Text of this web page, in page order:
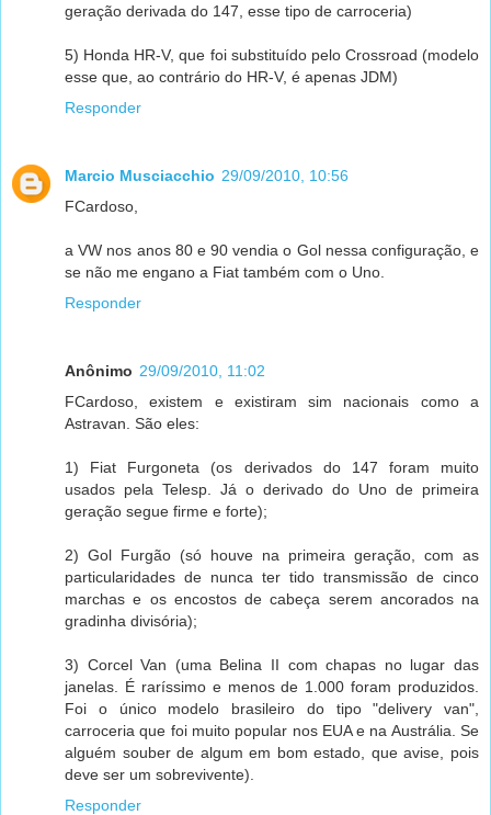
geração derivada do 147, esse tipo de carroceria)
5) Honda HR-V, que foi substituído pelo Crossroad (modelo
esse que, ao contrário do HR-V, é apenas JDM)
Responder
Marcio Musciacchio 29/09/2010, 10:56
FCardoso,
a VW nos anos 80 e 90 vendia o Gol nessa configuração, e
se não me engano a Fiat também com o Uno.
Responder
Anônimo 29/09/2010, 11:02
FCardoso, existem e existiram sim nacionais como a
Astravan. São eles:
1) Fiat Furgoneta (os derivados do 147 foram muito
usados pela Telesp. Já o derivado do Uno de primeira
geração segue firme e forte);
2) Gol Furgão (só houve na primeira geração, com as
particularidades de nunca ter tido transmissão de cinco
marchas e os encostos de cabeça serem ancorados na
gradinha divisória);
3) Corcel Van (uma Belina II com chapas no lugar das
janelas. É raríssimo e menos de 1.000 foram produzidos.
Foi o único modelo brasileiro do tipo "delivery van",
carroceria que foi muito popular nos EUA e na Austrália. Se
alguém souber de algum em bom estado, que avise, pois
deve ser um sobrevivente).
Responder